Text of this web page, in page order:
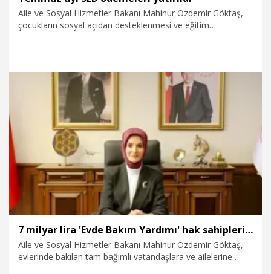
Aile ve Sosyal Hizmetler Bakanı Mahinur Özdemir Göktaş,
çocukların sosyal açıdan desteklenmesi ve eğitim
Gündem
7 milyar lira 'Evde Bakım Yardımı' hak sahiplerine aktarıldı
Aile ve Sosyal Hizmetler Bakanı Mahinur Özdemir Göktaş,
evlerinde bakılan tam bağımlı vatandaşlara ve ailelerine